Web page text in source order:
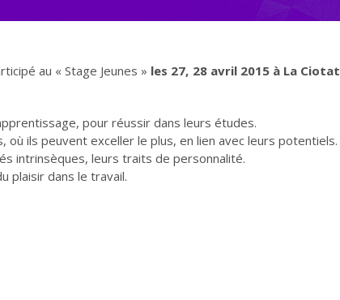
au « Stage Jeunes » les 27, 28 avril 2015 à La Ciotat
pour réussir dans leurs études.
où ils peuvent exceller le plus, en lien avec leurs potentiels.
intrinsèques, leurs traits de personnalité.
plaisir dans le travail.